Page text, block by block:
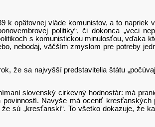
vláde komunistov, a to napriek
politiky“, či dokonca „veci
s komunistickou minulosťou, vďaka
nebodaj, väčším zmyslom pre potreby
sa najvyšší predstavitelia štátu
slovenský cirkevný hodnostár: má
Navyše má oceniť
sú „kresťanskí“. To všetko dokazuje, že